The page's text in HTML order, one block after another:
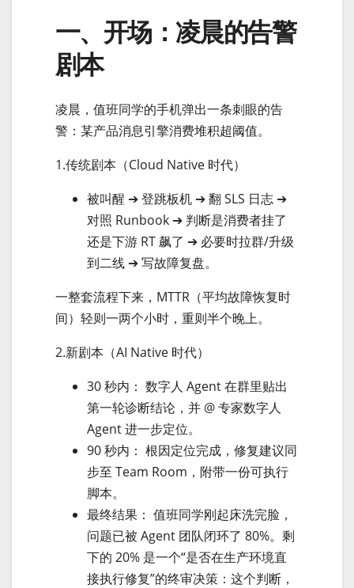
一、开场：凌晨的告警
剧本
凌晨，值班同学的手机弹出一条刺眼的告
警：某产品消息引擎消费堆积超阈值。
1.传统剧本（Cloud Native 时代）
被叫醒 ➔ 登跳板机 ➔ 翻 SLS 日志 ➔
对照 Runbook ➔ 判断是消费者挂了
还是下游 RT 飙了 ➔ 必要时拉群/升级
到二线 ➔ 写故障复盘。
一整套流程下来，MTTR（平均故障恢复时
间）轻则一两个小时，重则半个晚上。
2.新剧本（AI Native 时代）
30 秒内： 数字人 Agent 在群里贴出
第一轮诊断结论，并 @ 专家数字人
Agent 进一步定位。
90 秒内： 根因定位完成，修复建议同
步至 Team Room，附带一份可执行
脚本。
最终结果： 值班同学刚起床洗完脸，
问题已被 Agent 团队闭环了 80%。剩
下的 20% 是一个“是否在生产环境直
接执行修复”的终审决策：这个判断，